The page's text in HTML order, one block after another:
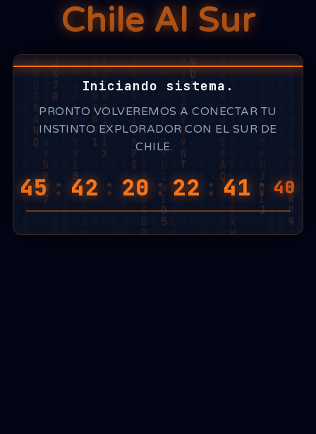
Chile Al Sur
Iniciando sistema.
PRONTO VOLVEREMOS A CONECTAR TU
INSTINTO EXPLORADOR CON EL SUR DE
CHILE.
45 : 42 : 20 : 22 : 41 : 30